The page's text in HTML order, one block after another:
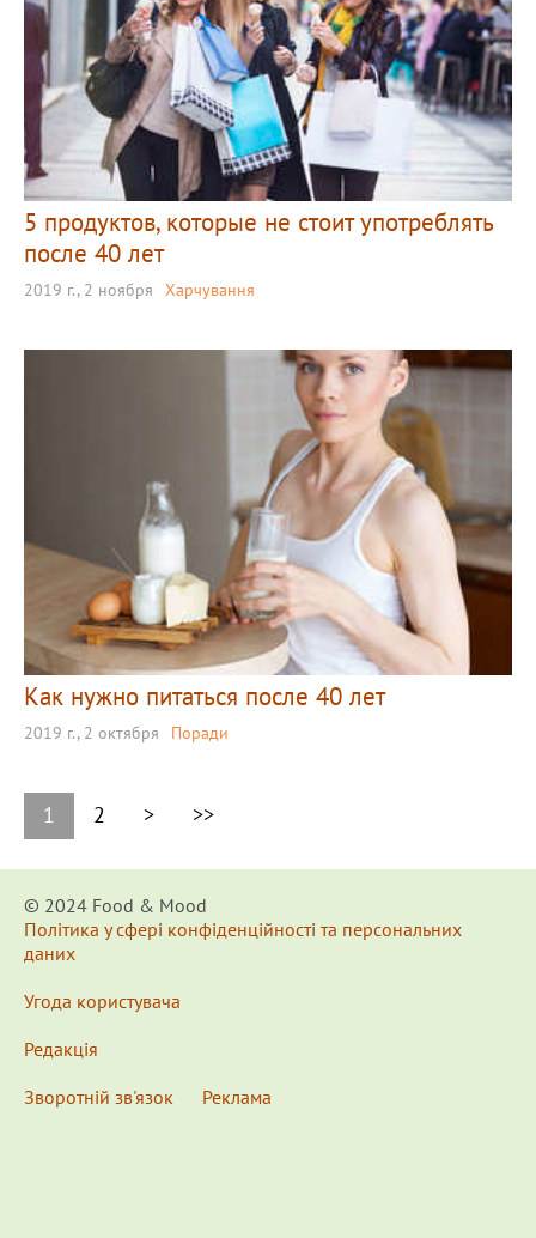
5 продуктов, которые не стоит употреблять
после 40 лет
2019 г., 2 ноября Харчування
Как нужно питаться после 40 лет
2019 г., 2 октября Поради
1 2 > >>
© 2024 Food & Мood
Політика у сфері конфіденційності та персональних
даних
Угода користувача
Редакція
Зворотній зв'язок
Реклама